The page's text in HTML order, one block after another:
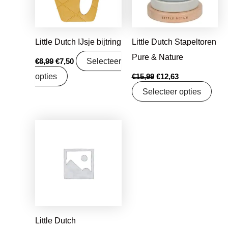
Little Dutch IJsje bijtring
€8,99 €7,50
Selecteer
opties
Little Dutch Stapeltoren
Pure & Nature
€15,99 €12,63
Selecteer opties
Little Dutch
€17,99.€14,21.